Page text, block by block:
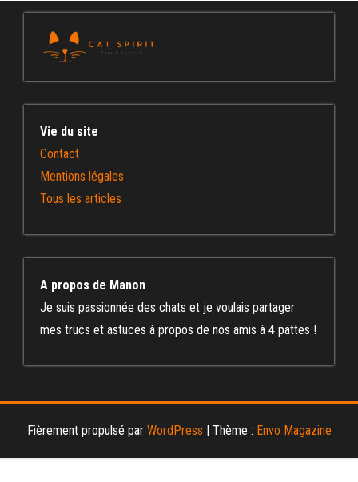
Vie du site
Contact
Mentions légales
Tous les articles
A propos de Manon
Je suis passionnée des chats et je voulais partager
mes trucs et astuces à propos de nos amis à 4 pattes !
Fièrement propulsé par WordPress Thème : Envo Magazine